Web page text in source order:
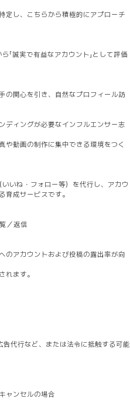
定し、こちらから積極的にアプローチ
誠実で有益なアカウント」として評価
の関心を引き、自然なプロフィール訪
ディングが必要なインフルエンサー志
や動画の制作に集中できる環境をつく
いね・フォロー等）を代行し、アカウ
育成サービスです。
／返信
のアカウントおよび投稿の露出率が向
れます。
代行など、または法令に抵触する可能
ャンセルの場合